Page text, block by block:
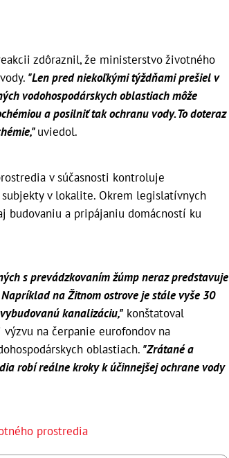
zdôraznil, že ministerstvo životného
"Len pred niekoľkými týždňami prešiel v
vodohospodárskych oblastiach môže
a posilniť tak ochranu vody. To doteraz
uviedol.
v súčasnosti kontroluje
v lokalite. Okrem legislatívnych
a pripájaniu domácností ku
s prevádzkovaním žúmp neraz predstavuje
na Žitnom ostrove je stále vyše 30
kanalizáciu," konštatoval
na čerpanie eurofondov na
oblastiach. "Zrátané a
robí reálne kroky k účinnejšej ochrane vody
prostredia